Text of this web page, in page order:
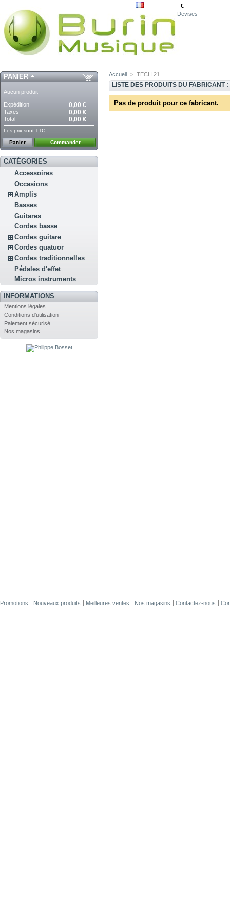
€
Devises
PANIER
Aucun produit
Expédition 0,00 €
Taxes 0,00 €
Total 0,00 €
Les prix sont TTC
Panier Commander
CATÉGORIES
Accessoires
Occasions
Amplis
Basses
Guitares
Cordes basse
Cordes guitare
Cordes quatuor
Cordes traditionnelles
Pédales d'effet
Micros instruments
INFORMATIONS
Mentions légales
Conditions d'utilisation
Paiement sécurisé
Nos magasins
Accueil > TECH 21
LISTE DES PRODUITS DU FABRICANT
Pas de produit pour ce fabricant.
Promotions Nouveaux produits Meilleures ventes Nos magasins Contactez-nous